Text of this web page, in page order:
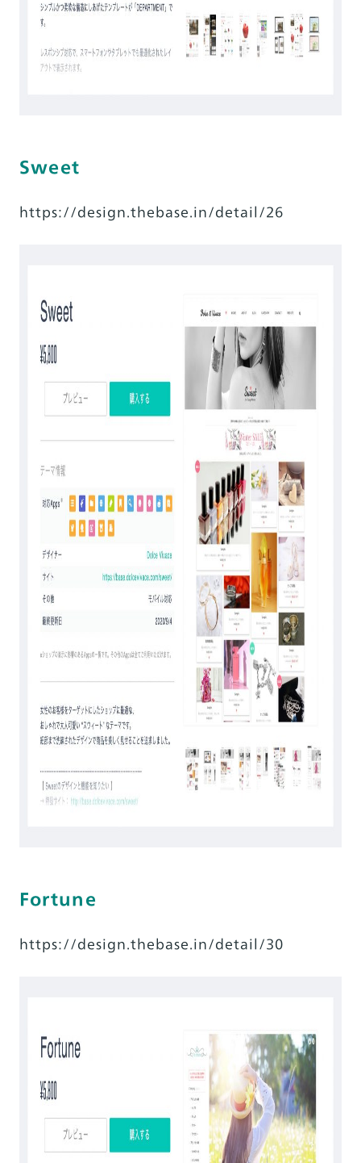
Sweet
https://design.thebase.in/detail/26
Fortune
https://design.thebase.in/detail/30